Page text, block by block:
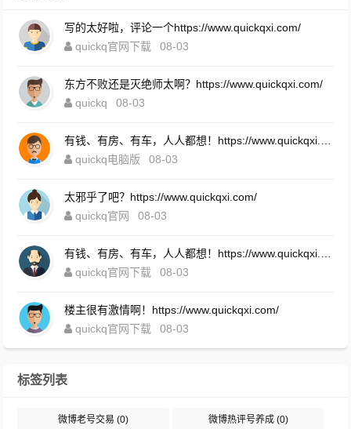
写的太好啦，评论一个https://www.quickqxi.com/
quickq官网下载
08-03
东方不败还是灭绝师太啊？https://www.quickqxi.com/
quickq
08-03
quickq电脑版
08-03
太邪乎了吧？https://www.quickqxi.com/
quickq官网
08-03
quickq官网下载
08-03
楼主很有激情啊！https://www.quickqxi.com/
quickq官网下载
08-03
标签列表
微博老号交易 (0) 微博热评号养成(0)